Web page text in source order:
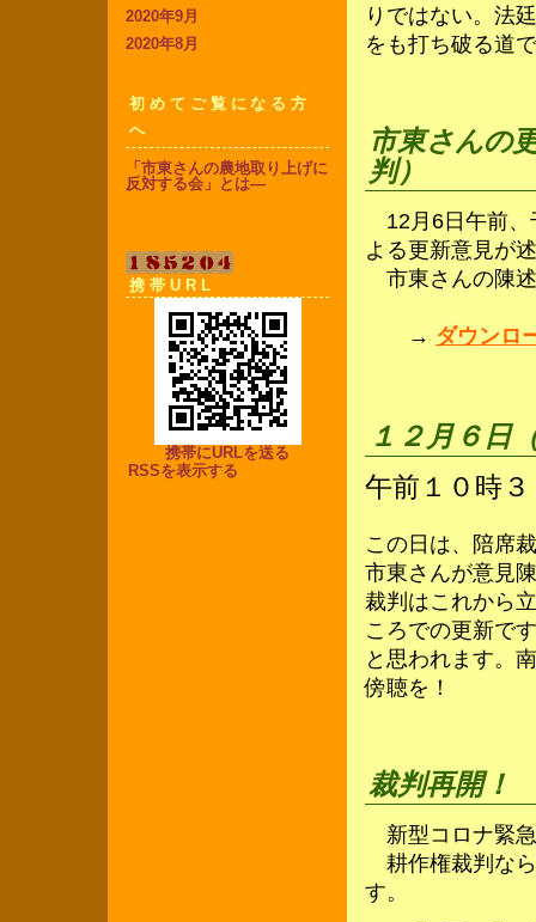
2020年9月
2020年8月
初めてご覧になる方
へ
「市東さんの農地取り上げに
反対する会」とは―
1 8 5 2 0
携帯URL
携帯にURLを送る
RSSを表示する
りではない。法
をも打ち破る道
市東さんの
判）
12月6日午前、
よる更新意見が
市東さんの陳
→ ダウンロ
１２月６日
午前１０時
この日は、陪席
市東さんが意見
裁判はこれから
ころでの更新で
と思われます。
傍聴を！
裁判再開！
新型コロナ緊
耕作権裁判な
す。